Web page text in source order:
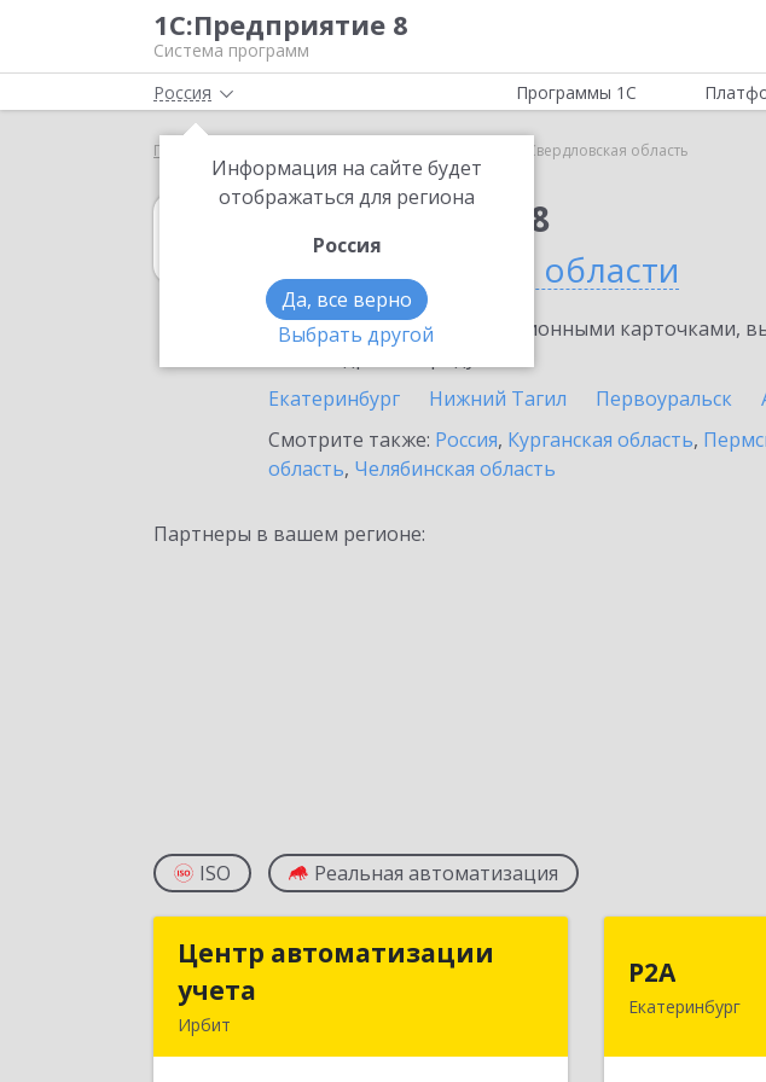
1С:Предприятие 8
Система программ
Россия
Информация на сайте будет
отображаться для региона
Россия
Да, все верно
Выбрать другой
Программы 1С
Главная Свердловская область
1С:Упрощенка 8
в Свердловской области
Ознакомьтесь с информационными карточками,
Екатеринбург
Нижний Тагил Первоуральск
Смотрите также: Россия, Курганская область,
область, Челябинская область
Партнеры в вашем регионе:
ISO Реальная автоматизация
Центр автоматизации
учета
Ирбит
Центр автоматизации
Р2А
Екатеринбург